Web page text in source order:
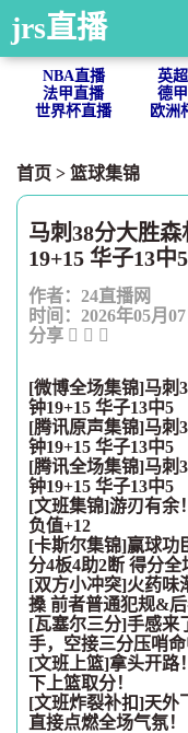
jrs直播
NBA直播 英
法甲直播
德
世界杯直播
欧洲
首页 > 篮球集锦
马刺38分大胜
19+15 华子13中5
作者：24直播网
时间：2026年05月
分享
[微博全场集锦]马刺
钟19+15 华子13中5
[腾讯原声集锦]马刺
钟19+15 华子13中5
[腾讯全场集锦]马刺
钟19+15 华子13中5
[文班集锦]游刃有余
负值+12
[卡斯尔集锦]赢球功
分4板4助2断 得分全
[双方小冲突]火药味
搡 前者普通犯规&
[瓦塞尔三分]手感来
手，空接三分压哨命
[文班上篮]拿头开路
下上篮取分！
[文班炸裂补扣]天外
直接点燃全场气氛！